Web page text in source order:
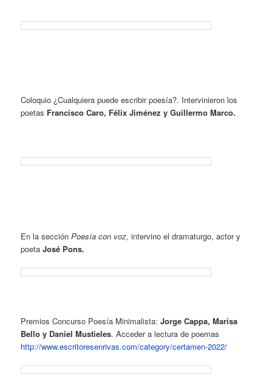
Coloquio ¿Cualquiera puede escribir poesía?. Intervinieron los
poetas Francisco Caro, Félix Jiménez y Guillermo Marco.
En la secciónPoesía con voz,intervino el dramaturgo, actor y
poetaJosé Pons.
Premios Concurso Poesía Minimalista:Jorge Cappa, Marisa
Bello y Daniel Mustieles. Acceder a lectura de poemas
http://www.escritoresenrivas.com/category/certamen-2022/